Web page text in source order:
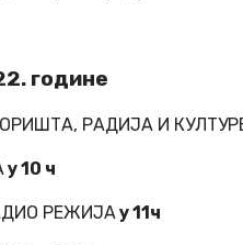
године
РАДИЈА И
у 10 ч
РЕЖИЈАу 11ч